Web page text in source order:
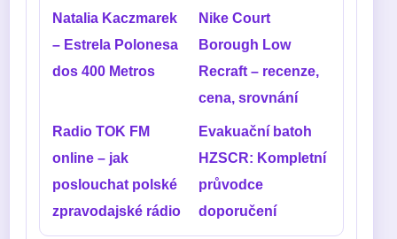
Natalia Kaczmarek
– Estrela Polonesa
dos 400 Metros
Nike Court
Borough Low
Recraft – recenze,
cena, srovnání
Radio TOK FM
online – jak
poslouchat polské
zpravodajské rádio
Evakuační batoh
HZSCR: Kompletní
průvodce
doporučení